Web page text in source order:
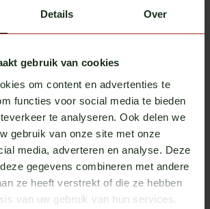
Details Over
gebruik van cookies
om content en advertenties te
functies voor social media te bieden
te analyseren. Ook delen we
gebruik van onze site met onze
media, adverteren en analyse. Deze
gegevens combineren met andere
ze heeft verstrekt of die ze hebben
van uw gebruik van hun services.
slim taillight frame €31,50
slim taillight frame 4 €89,25
over dit product?
bij het bestellen? We helpen je